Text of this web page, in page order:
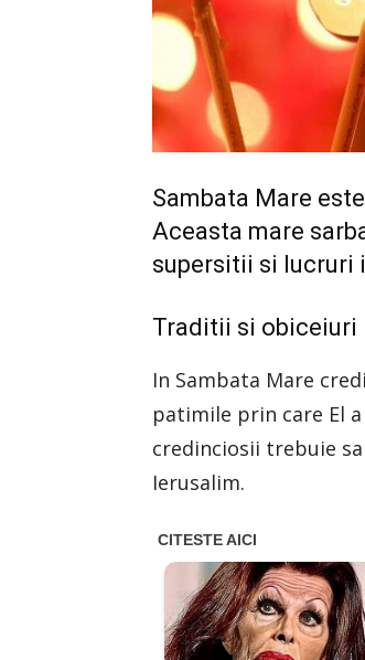
Sambata Mare
Aceasta mare
supersitii si lucruri
Traditii si obiceiuri
In Sambata Mare
patimile prin care El
credinciosii trebuie
Ierusalim.